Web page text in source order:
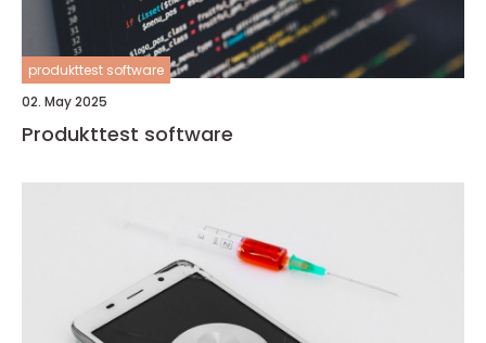
produkttest software
02. May 2025
Produkttest software